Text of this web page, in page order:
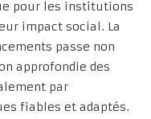
pour les institutions
impact social. La
passe non
approfondie des
par
fiables et adaptés.